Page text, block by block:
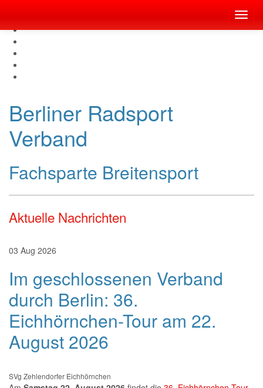
Berliner Radsport
Verband
Fachsparte Breitensport
Aktuelle Nachrichten
03 Aug 2026
Im geschlossenen Verband
durch Berlin: 36.
Eichhörnchen-Tour am 22.
August 2026
SVg Zehlendorfer Eichhörnchen